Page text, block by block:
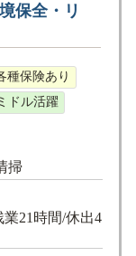
保全・リ
種保険あり
ドル活躍
掃
業21時間/休出4